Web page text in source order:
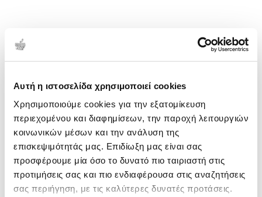
Αυτή η ιστοσελίδα χρησιμοποιεί cookies
Χρησιμοποιούμε cookies για την εξατομίκευση
περιεχομένου και διαφημίσεων, την παροχή λειτουργιών
κοινωνικών μέσων και την ανάλυση της
επισκεψιμότητάς μας. Επιδίωξη μας είναι σας
προσφέρουμε μία όσο το δυνατό πιο ταιριαστή στις
προτιμήσεις σας και πιο ενδιαφέρουσα στις αναζητήσεις
σας περιήγηση, με τις καλύτερες δυνατές προτάσεις.